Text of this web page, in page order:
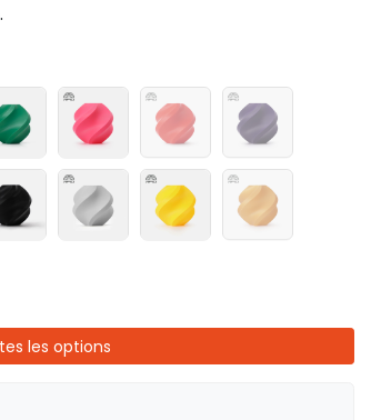
les options